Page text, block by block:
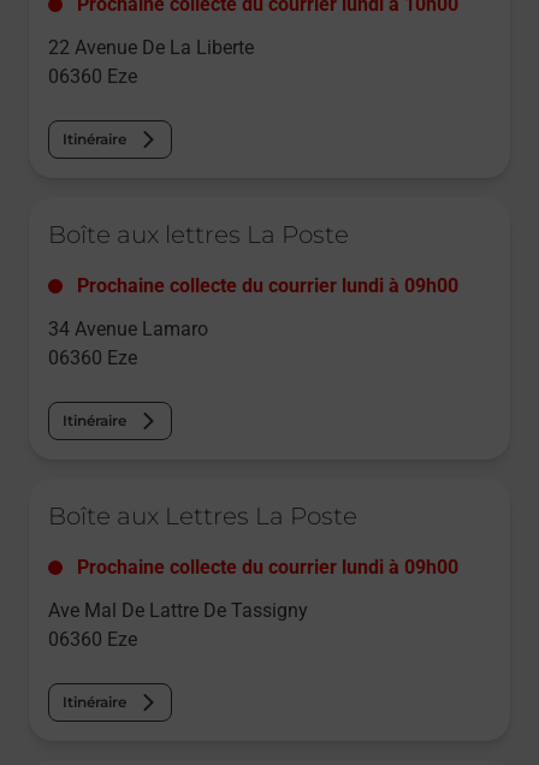
Prochaine collecte du courrier lundi à 10h00
22 Avenue De La Liberte
06360 Eze
Itinéraire
Boîte aux lettres La Poste
Prochaine collecte du courrier lundi à 09h00
34 Avenue Lamaro
06360 Eze
Itinéraire
Boîte aux Lettres La Poste
Prochaine collecte du courrier lundi à 09h00
Ave Mal De Lattre De Tassigny
06360 Eze
Itinéraire